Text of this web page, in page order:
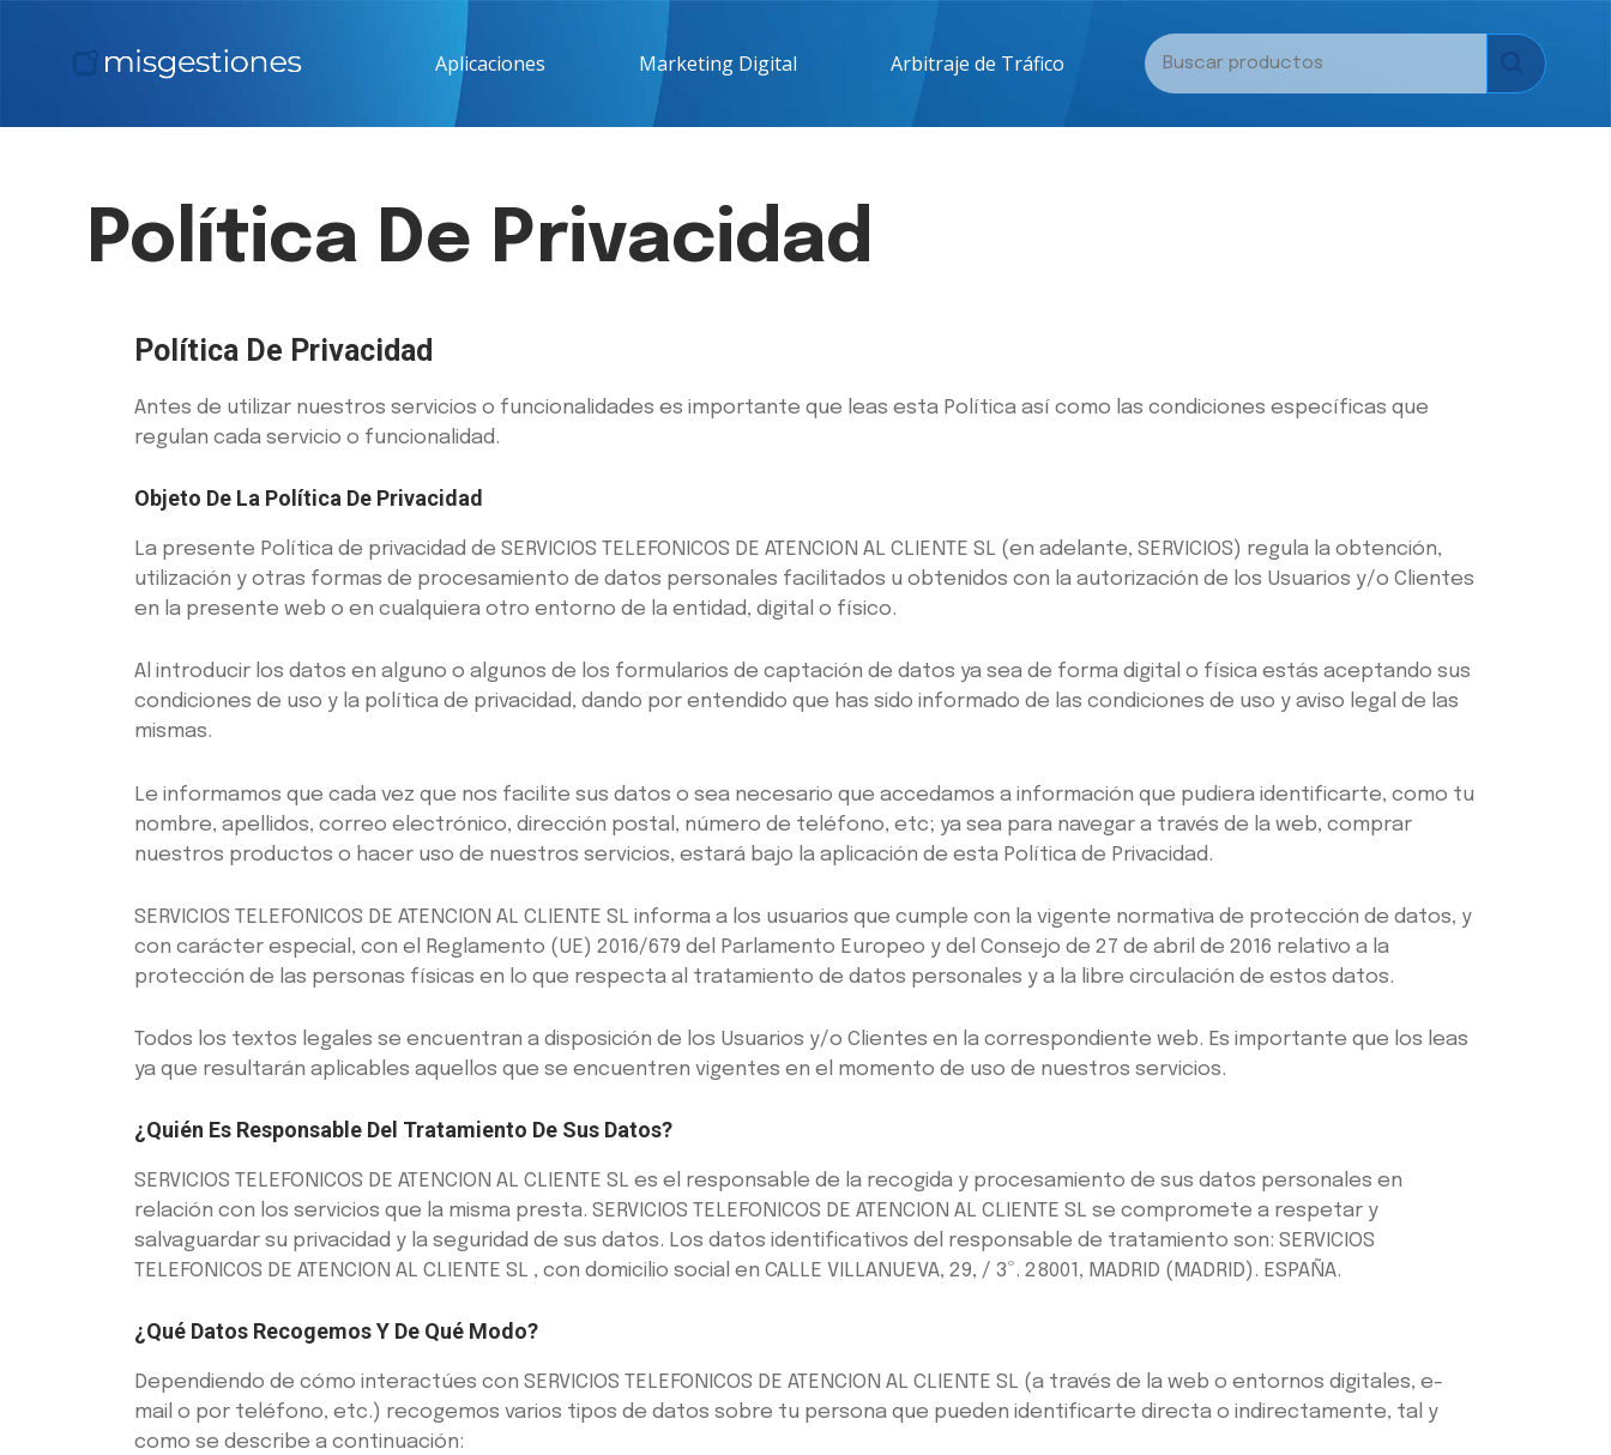
Aplicaciones Marketing Digital Arbitraje de Tráfico
Política De Privacidad
Política De Privacidad
Antes de utilizar nuestros servicios o funcionalidades es importante que leas esta Política así como las condiciones específicas que
regulan cada servicio o funcionalidad.
Objeto De La Política De Privacidad
La presente Política de privacidad de SERVICIOS TELEFONICOS DE ATENCION AL CLIENTE SL (en adelante, SERVICIOS) regula la obtención,
utilización y otras formas de procesamiento de datos personales facilitados u obtenidos con la autorización de los Usuarios y/o Clientes
en la presente web o en cualquiera otro entorno de la entidad, digital o físico.
Al introducir los datos en alguno o algunos de los formularios de captación de datos ya sea de forma digital o física estás aceptando sus
condiciones de uso y la política de privacidad, dando por entendido que has sido informado de las condiciones de uso y aviso legal de las
mismas.
Le informamos que cada vez que nos facilite sus datos o sea necesario que accedamos a información que pudiera identificarte, como tu
nombre, apellidos, correo electrónico, dirección postal, número de teléfono, etc; ya sea para navegar a través de la web, comprar
nuestros productos o hacer uso de nuestros servicios, estará bajo la aplicación de esta Política de Privacidad.
SERVICIOS TELEFONICOS DE ATENCION AL CLIENTE SL informa a los usuarios que cumple con la vigente normativa de protección de datos, y
con carácter especial, con el Reglamento (UE) 2016/679 del Parlamento Europeo y del Consejo de 27 de abril de 2016 relativo a la
protección de las personas físicas en lo que respecta al tratamiento de datos personales y a la libre circulación de estos datos.
Todos los textos legales se encuentran a disposición de los Usuarios y/o Clientes en la correspondiente web. Es importante que los leas
ya que resultarán aplicables aquellos que se encuentren vigentes en el momento de uso de nuestros servicios.
¿Quién Es Responsable Del Tratamiento De Sus Datos?
SERVICIOS TELEFONICOS DE ATENCION AL CLIENTE SL es el responsable de la recogida y procesamiento de sus datos personales en
relación con los servicios que la misma presta. SERVICIOS TELEFONICOS DE ATENCION AL CLIENTE SL se compromete a respetar y
salvaguardar su privacidad y la seguridad de sus datos. Los datos identificativos del responsable de tratamiento son: SERVICIOS
TELEFONICOS DE ATENCION AL CLIENTE SL , con domicilio social en CALLE VILLANUEVA, 29, / 3º. 28001, MADRID (MADRID). ESPAÑA.
¿Qué Datos Recogemos Y De Qué Modo?
Dependiendo de cómo interactúes con SERVICIOS TELEFONICOS DE ATENCION AL CLIENTE SL (a través de la web o entornos digitales, e-
mail o por teléfono, etc.) recogemos varios tipos de datos sobre tu persona que pueden identificarte directa o indirectamente, tal y
como se describe a continuación: